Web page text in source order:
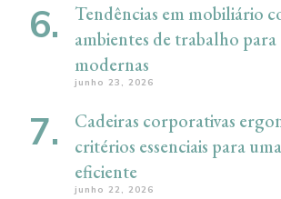
Tendências em mobiliário
ambientes de trabalho para
modernas
junho 23, 2026
Cadeiras corporativas
critérios essenciais para
eficiente
junho 22, 2026